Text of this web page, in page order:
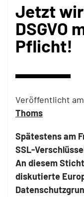
Jetzt
DSGVO
Pflicht!
Veröffentlicht am
Thoms
Spätestens am
SSL-
An diesem
diskutierte